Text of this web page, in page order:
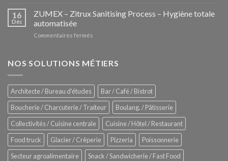
des
–
Le
de
16
Déc
ZUMEX – Zitrux Sanitising Process – Hygiène totale
automatisée
Commentaires fermés
Zitrux
–
Hygiène
totale
automatisée
NOS SOLUTIONS MÉTIERS
Architecte / Bureau d'études
Bar / Café / Bistrot
Boucherie / Charcuterie / Traiteur
Boulang. / Pâtisserie
Collectivités / Cuisine centrale
Cuisine / Hôtel / Restaurant
Food truck
Glacier / Crêperie Pizzeria
Poissonnerie
Secteur agroalimentaire
Snack / Sandwicherie / Fast Food